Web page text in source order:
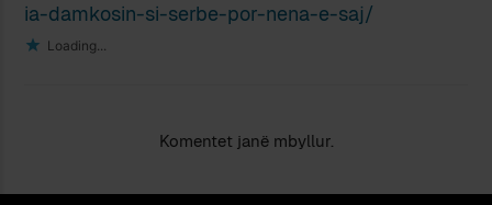
ia-damkosin-si-serbe-por-nena-e-saj/
Loading...
Komentet janë mbyllur.